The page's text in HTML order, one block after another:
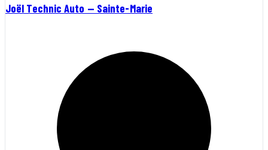
Joël Technic Auto — Sainte-Marie